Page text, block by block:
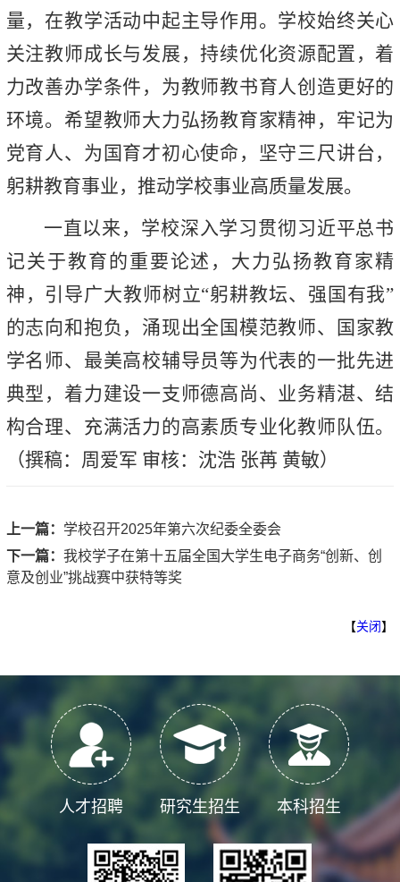
量，在教学活动中起主导作用。学校始终关心
关注教师成长与发展，持续优化资源配置，着
力改善办学条件，为教师教书育人创造更好的
环境。希望教师大力弘扬教育家精神，牢记为
党育人、为国育才初心使命，坚守三尺讲台，
躬耕教育事业，推动学校事业高质量发展。
一直以来，学校深入学习贯彻习近平总书
记关于教育的重要论述，大力弘扬教育家精
神，引导广大教师树立“躬耕教坛、强国有我”
的志向和抱负， 涌现出全国模范教师、国家教
学名师、最美高校辅导员等为代表的一批先进
典型，着力建设一支师德高尚、业务精湛、结
构合理、充满活力的高素质专业化教师队伍。
（撰稿：周爱军 审核：沈浩 张苒 黄敏）
上一篇： 学校召开2025年第六次纪委全委会
下一篇： 我校学子在第十五届全国大学生电子商务“创新、创
意及创业”挑战赛中获特等奖
【关闭】
本科招生
研究生招生
人才招聘